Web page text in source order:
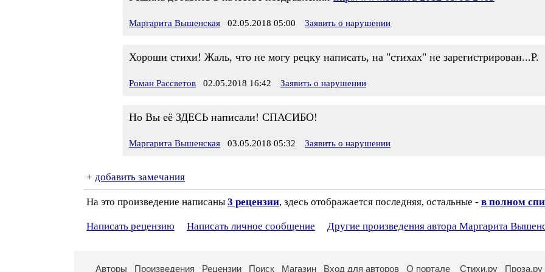
Маргарита Вышенская 02.05.2018 05:00 Заявить о нарушении
Хороши стихи! Жаль, что не могу рецку написать, на "стихах" не зарегистрирован...Р.
Роман Рассветов 02.05.2018 16:42 Заявить о нарушении
Но Вы её ЗДЕСЬ написали! СПАСИБО!
Маргарита Вышенская 03.05.2018 05:32 Заявить о нарушении
+ добавить замечания
На это произведение написаны 3 рецензии, здесь отображается последняя, остальные - в полном
Написать рецензию Написать личное сообщение Другие произведения автора Маргарита
Авторы Произведения Рецензии Поиск Магазин Вход для авторов О портале Стихи.ру Проза.ру